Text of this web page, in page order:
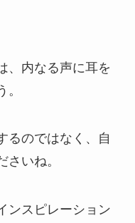
、内なる声に耳を
るのではなく、自
いね。
ンスピレーション